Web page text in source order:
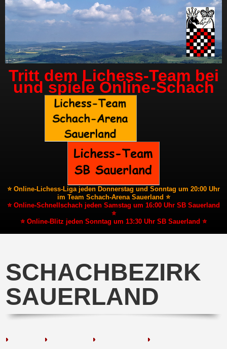
Tritt dem Lichess-Team bei
und spiele Online-Schach
⭐ Online-Lichess-Liga jeden Donnerstag und Sonntag um 20:00 Uhr
im Team Schach-Arena Sauerland ⭐
⭐ Online-Schnellschach jeden Samstag um 16:00 Uhr SB Sauerland
⭐
⭐ Online-Blitz jeden Sonntag um 13:30 Uhr SB Sauerland ⭐
SCHACHBEZIRK
SAUERLAND